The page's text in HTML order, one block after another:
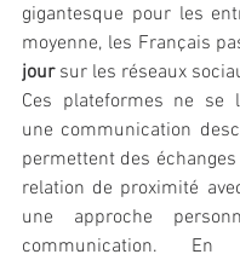
gigantesque pour les
moyenne, les Français
jour sur les réseaux
Ces plateformes ne se
une communication
permettent des
relation de proximité
une approche
communication.